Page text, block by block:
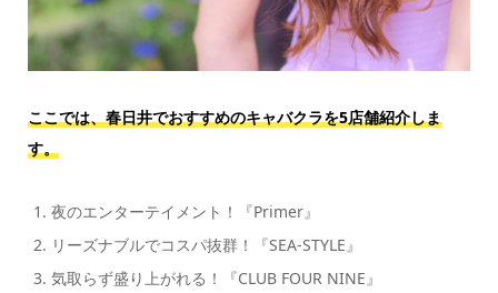
ここでは、春日井でおすすめのキャバクラを5店舗紹介しま
す。
夜のエンターテイメント！『Primer』
リーズナブルでコスパ抜群！『SEA-STYLE』
気取らず盛り上がれる！『CLUB FOUR NINE』